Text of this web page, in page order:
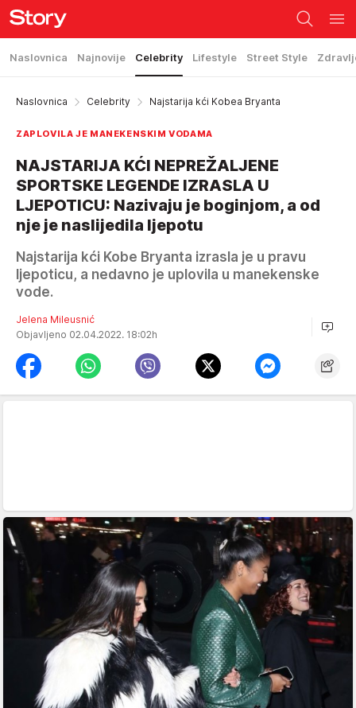
Naslovnica Najnovije Celebrity Lifestyle Street Style
Naslovnica Celebrity Najstarija kći Kobea Bryanta
ZAPLOVILA JE MANEKENSKIM VODAMA
NAJSTARIJA KĆI NEPREŽALJENE
SPORTSKE LEGENDE IZRASLA U
LJEPOTICU: Nazivaju je boginjom, a od
nje je naslijedila ljepotu
Najstarija kći Kobe Bryanta izrasla je u pravu
ljepoticu, a nedavno je uplovila u manekenske
vode.
Jelena Mileusnić
Objavljeno 02.04.2022. 18:02h